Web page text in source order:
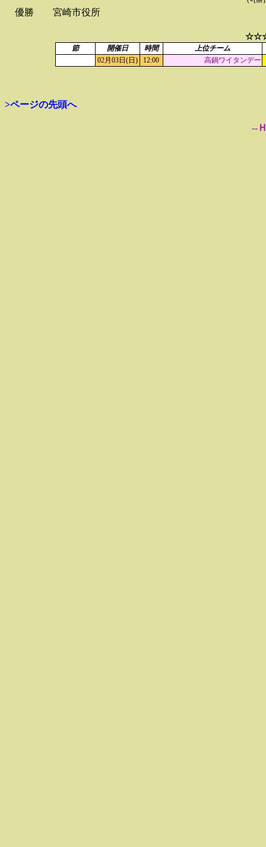
優勝 宮崎市役所
節 開催日 時間
上位チーム
02月03日(日)
12:00 高鍋ワイタンデー
>ページの先頭へ
--